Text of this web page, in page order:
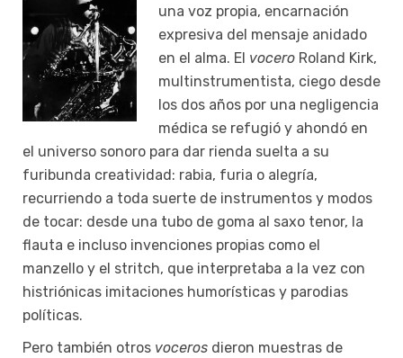
una voz propia, encarnación
expresiva del mensaje anidado
en el alma. El vocero Roland Kirk,
multinstrumentista, ciego desde
los dos años por una negligencia
médica se refugió y ahondó en
el universo sonoro para dar rienda suelta a su
furibunda creatividad: rabia, furia o alegría,
recurriendo a toda suerte de instrumentos y modos
de tocar: desde una tubo de goma al saxo tenor, la
flauta e incluso invenciones propias como el
manzello y el stritch, que interpretaba a la vez con
histriónicas imitaciones humorísticas y parodias
políticas.
Pero también otros voceros dieron muestras de